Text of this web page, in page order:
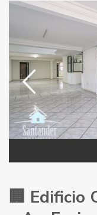
🏢 Edificio